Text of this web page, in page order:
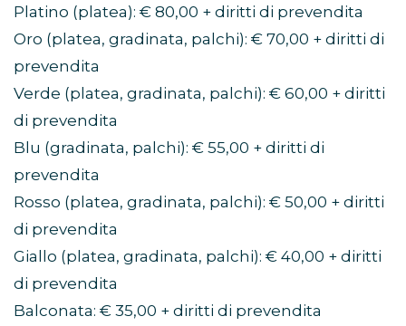
Platino (platea): € 80,00 + diritti di prevendita
Oro (platea, gradinata, palchi): € 70,00 + diritti di
prevendita
Verde (platea, gradinata, palchi): € 60,00 + diritti
di prevendita
Blu (gradinata, palchi): € 55,00 + diritti di
prevendita
Rosso (platea, gradinata, palchi): € 50,00 + diritti
di prevendita
Giallo (platea, gradinata, palchi): € 40,00 + diritti
di prevendita
Balconata: € 35,00 + diritti di prevendita